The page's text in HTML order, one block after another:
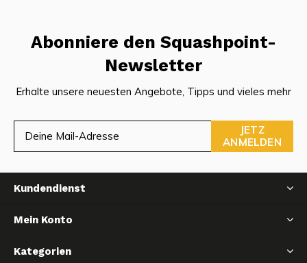
Abonniere den Squashpoint-
Newsletter
Erhalte unsere neuesten Angebote, Tipps und vieles mehr
JETZ
ANMELDEN
Kundendienst
Mein Konto
Kategorien